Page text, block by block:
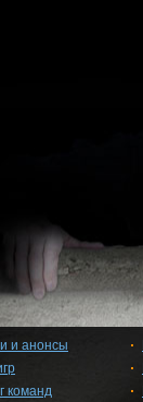
и анонсы
команд